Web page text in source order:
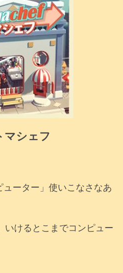
マシェフ
ーター」使いこなさなあ
いけるとこまでコンピュー